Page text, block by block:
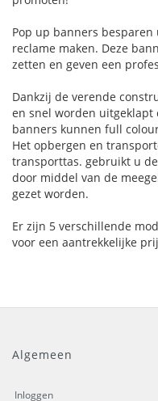
Pop up banners
reclame maken. Deze
zetten en geven een
Dankzij de verende
en snel worden uitgeklapt
banners kunnen full
Het opbergen en
transporttas. gebruikt u
door middel van de
gezet worden.
Er zijn 5 verschillende
voor een aantrekkelijke
Algemeen
Inloggen